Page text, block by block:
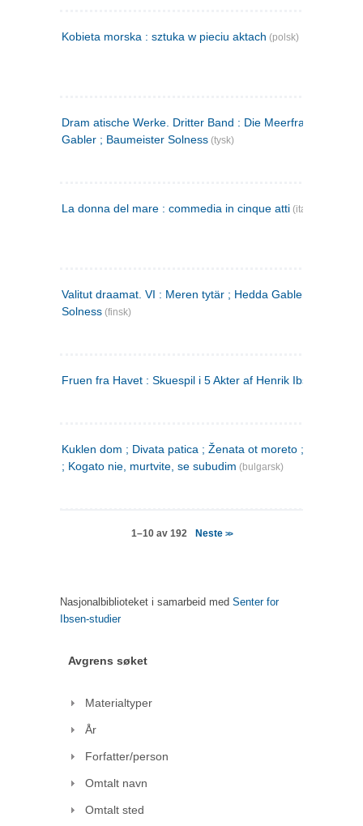
Kobieta morska : sztuka w pieciu aktach (polsk)
Dram atische Werke. Dritter Band : Die Meerfrau ; Hedda
Gabler ; Baumeister Solness (tysk)
La donna del mare : commedia in cinque atti (italiensk)
Valitut draamat. VI : Meren tytär ; Hedda Gabler ;
Solness (finsk)
Fruen fra Havet : Skuespil i 5 Akter af Henrik Ibsen
Kuklen dom ; Divata patica ; Ženata ot moreto ; Malkijat
; Kogato nie, murtvite, se subudim (bulgarsk)
1–10 av 192 Neste >>
Nasjonalbiblioteket i samarbeid med Senter for
Ibsen-studier
Avgrens søket
Materialtyper
År
Forfatter/person
Omtalt navn
Omtalt sted